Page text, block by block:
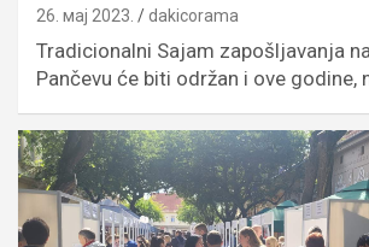
26. мај 2023. dakicorama
Tradicionalni Sajam zapošljavanja
Pančevu će biti održan i ove godine,